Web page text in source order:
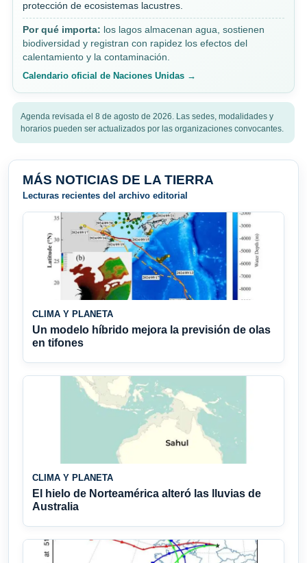
protección de ecosistemas lacustres.
Por qué importa: los lagos almacenan agua, sostienen
biodiversidad y registran con rapidez los efectos del
calentamiento y la contaminación.
Calendario oficial de Naciones Unidas →
Agenda revisada el 8 de agosto de 2026. Las sedes, modalidades y
horarios pueden ser actualizados por las organizaciones convocantes.
MÁS NOTICIAS DE LA TIERRA
Lecturas recientes del archivo editorial
CLIMA Y PLANETA
Un modelo híbrido mejora la previsión de olas
en tifones
CLIMA Y PLANETA
El hielo de Norteamérica alteró las lluvias de
Australia